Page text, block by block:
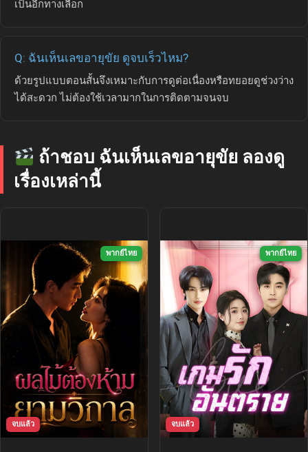
เป็นอีกทางเลือก
Q: ฉันเห็นเลขอายุขัย ดูจบเร็วไหม?
ด้วยรูปแบบตอนสั้นจึงเหมาะกับการดูต่อเนื่องหรือทยอยดูช่วงว่าง
ได้สะดวก ไม่ต้องใช้เวลามากในการติดตามจนจบ
ถ้าชอบ ฉันเห็นเลขอายุขัย ลองดู
เรื่องเหล่านี้
พากย์ไทย
จบแล้ว
พากย์ไทย
จบแล้ว